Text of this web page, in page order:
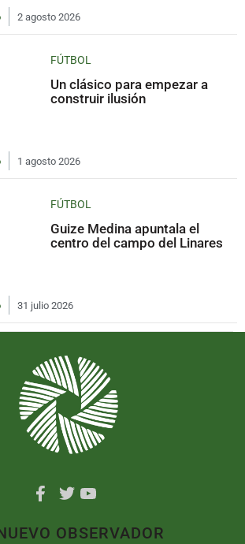
2 agosto 2026
FÚTBOL
Un clásico para empezar a
construir ilusión
1 agosto 2026
FÚTBOL
Guize Medina apuntala el
centro del campo del Linares
31 julio 2026
OBSERVADOR